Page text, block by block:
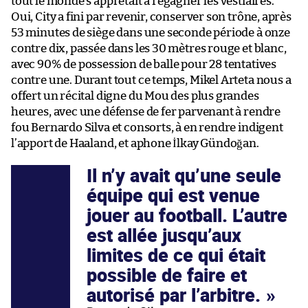
Oui, City a fini par revenir, conserver son trône, après
53 minutes de siège dans une seconde période à onze
contre dix, passée dans les 30 mètres rouge et blanc,
avec 90% de possession de balle pour 28 tentatives
contre une. Durant tout ce temps, Mikel Arteta nous a
offert un récital digne du Mou des plus grandes
heures, avec une défense de fer parvenant à rendre
fou Bernardo Silva et consorts, à en rendre indigent
l’apport de Haaland, et aphone İlkay Gündoğan.
Il n’y avait qu’une seule
équipe qui est venue
jouer au football. L’autre
est allée jusqu’aux
limites de ce qui était
possible de faire et
autorisé par l’arbitre.